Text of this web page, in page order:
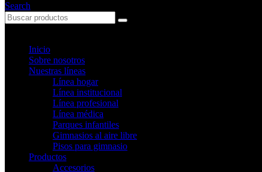
Search
Inicio
Sobre nosotros
Nuestras líneas
Línea hogar
Línea institucional
Línea profesional
Línea médica
Parques infantiles
Gimnasios al aire libre
Pisos para gimnasio
Productos
Accesorios